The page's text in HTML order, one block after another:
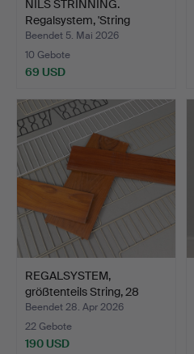
NILS STRINNING.
Regalsystem, 'String
Pocke…
Beendet 5. Mai 2026
10 Gebote
69 USD
REGALSYSTEM,
größtenteils String, 28
Teile…
Beendet 28. Apr 2026
22 Gebote
190 USD